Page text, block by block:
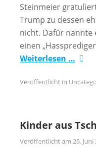
Steinmeier
Trump zu dessen
nicht. Dafür nannte
einen
Weiterlesen …
Veröffentlicht in
Kinder aus
Veröffentlicht am 26. Juni